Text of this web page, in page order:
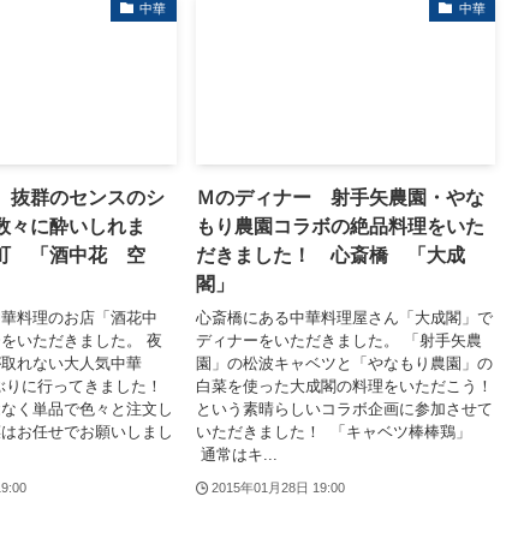
中華
群のセンスのシ
々に酔いしれま
「酒中花 空
料理のお店「酒花中
いただきました。 夜
れない大人気中華
に行ってきました！
く単品で色々と注文し
お任せでお願いしまし
中華
Ｍのディナー 射手矢農園・やな
もり農園コラボの絶品料理をいた
だきました！ 心斎橋 「大成
閣」
心斎橋にある中華料理屋さん「大成閣」で
ディナーをいただきました。 「射手矢農
園」の松波キャベツと「やなもり農園」の
白菜を使った大成閣の料理をいただこう！
という素晴らしいコラボ企画に参加させて
いただきました！ 「キャベツ棒棒鶏」
通常はキ...
2015年01月28日 19:00